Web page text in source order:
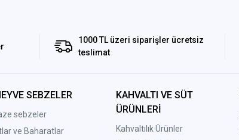
1000 TL üzeri siparişler ücretsiz
teslimat
SEBZELER
sebzeler
ve Baharatlar
KAHVALTI VE SÜT
ÜRÜNLERİ
Kahvaltılık Ürünler